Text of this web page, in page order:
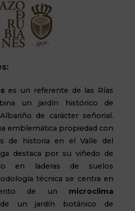
es un referente de las Rías
un jardín histórico de
de carácter señorial.
emblemática propiedad con
de historia en el Valle del
destaca por su viñedo de
en laderas de suelos
técnica se centra en
de un microclima
un jardín botánico de